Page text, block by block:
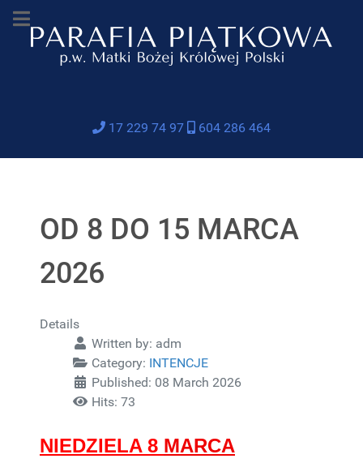
17 229 74 97 604 286 464
OD 8 DO 15 MARCA
2026
Details
Written by: adm
Category: INTENCJE
Published: 08 March 2026
Hits: 73
NIEDZIELA 8 MARCA